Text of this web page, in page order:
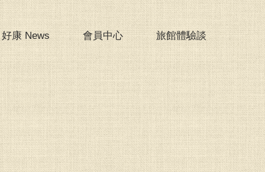
好康 News 會員中心 旅館體驗談